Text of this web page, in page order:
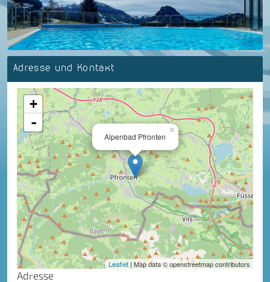
Adresse und Kontakt
×
Alpenbad Pfronten
+
-
Leaflet | Map data © openstreetmap contributors
Adresse